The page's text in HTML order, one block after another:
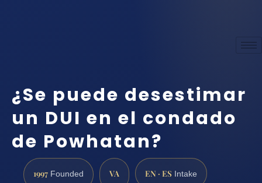
¿Se puede desestimar
un DUI en el condado
de Powhatan?
1997 Founded VA EN · ES Intake